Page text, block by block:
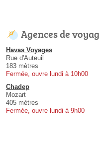
Agences de
Havas Voyages
Rue d'Auteuil
183 mètres
Fermée, ouvre lundi à 10h00
Chadep
Mozart
405 mètres
Fermée, ouvre lundi à 9h00